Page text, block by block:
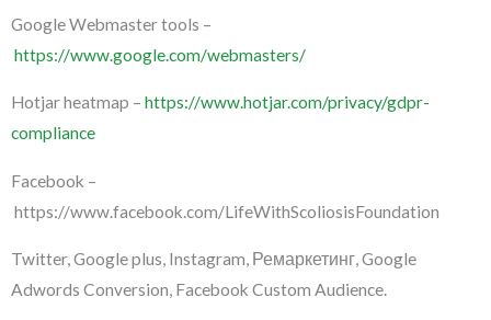
Google Webmaster tools –
https://www.google.com/webmasters/
Hotjar heatmap – https://www.hotjar.com/privacy/gdpr-
compliance
Facebook –
https://www.facebook.com/LifeWithScoliosisFoundation
Twitter, Google plus, Instagram, Ремаркетинг, Google
Adwords Conversion, Facebook Custom Audience.